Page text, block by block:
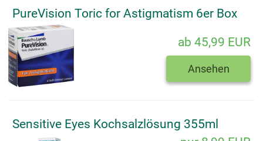
PureVision Toric for Astigmatism 6er Box
ab 45,99 EUR
Ansehen
Sensitive Eyes Kochsalzlösung 355ml